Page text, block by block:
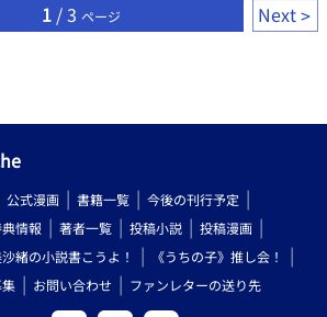
1 / 3 ページ Next
公式漫画 書籍一覧
今後の刊行予定
情報
著者一覧 投稿小説
投稿漫画
緒の小説書こうよ！
《うちの子》推し会！
お問い合わせ ファンレターの送り先